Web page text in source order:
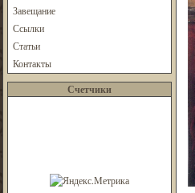
Завещание
Ссылки
Статьи
Контакты
Счетчики